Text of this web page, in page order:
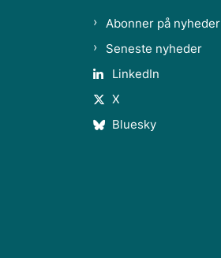
Abonner på nyheder
Seneste nyheder
LinkedIn
X
Bluesky